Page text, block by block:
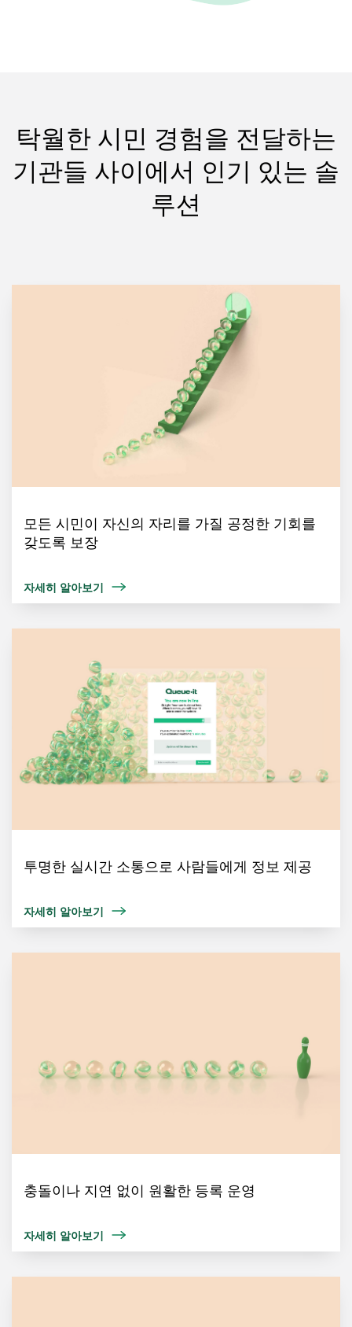
탁월한 시민 경험을 전달하는
기관들 사이에서 인기 있는 솔
루션
모든 시민이 자신의 자리를 가질 공정한 기회를
갖도록 보장
자세히 알아보기
투명한 실시간 소통으로 사람들에게 정보 제공
자세히 알아보기
충돌이나 지연 없이 원활한 등록 운영
자세히 알아보기